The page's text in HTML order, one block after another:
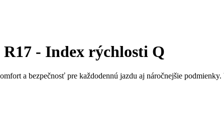
- Index rýchlosti Q
a bezpečnosť pre každodennú jazdu aj náročnejšie